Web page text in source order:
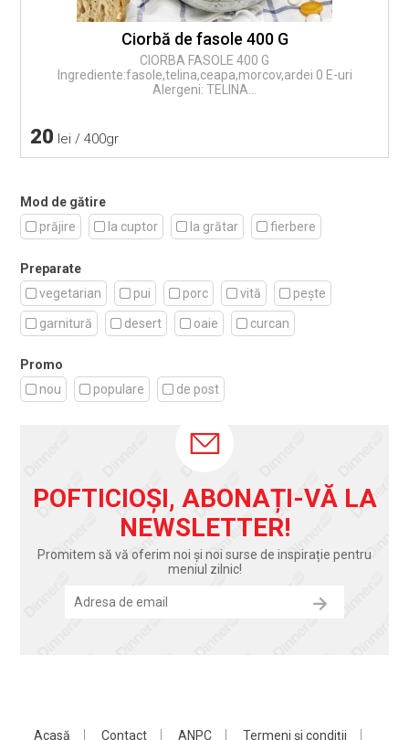
Ciorbă de fasole 400 G
CIORBA FASOLE 400 G
Ingrediente:fasole,telina,ceapa,morcov,ardei 0 E-uri
Alergeni: TELINA...
20 lei / 400gr
Mod de gătire
prăjire
la cuptor la grătar fierbere
Preparate
vegetarian
pui porc vită pește
garnitură desert oaie curcan
Promo
nou
populare de post
POFTICIOȘI, ABONAȚI-VĂ LA
NEWSLETTER!
Promitem să vă oferim noi și noi surse de inspirație pentru
meniul zilnic!
Acasă Contact ANPC Termeni și condiții